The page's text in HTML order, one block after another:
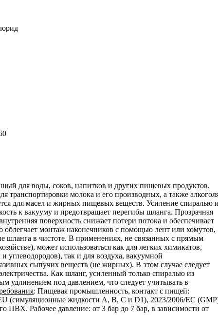
для воды, соков, напитков и других пищевых продуктов.
транспортировки молока и его производных, а также
для масел и жирных пищевых веществ. Усиление спиралью
к вакууму и предотвращает перегибы шланга. Прозрачная
поверхность снижает потери потока и обеспечивает
облегчает монтаж наконечников с помощью лент или хомутов,
шланга в чистоте. В применениях, не связанных с прямым
может использоваться как для легких химикатов,
так и для воздуха, вакуумной
сыпучих веществ (не жирных). В этом случае следует
Как шланг, усиленный только спиралью из
удлинением под давлением, что следует учитывать в
: Пищевая промышленность, контакт с пищей:
(симуляционные жидкости A, B, C и D1), 2023/2006/EC
ПВХ. Рабочее давление: от 3 бар до 7 бар, в зависимости от